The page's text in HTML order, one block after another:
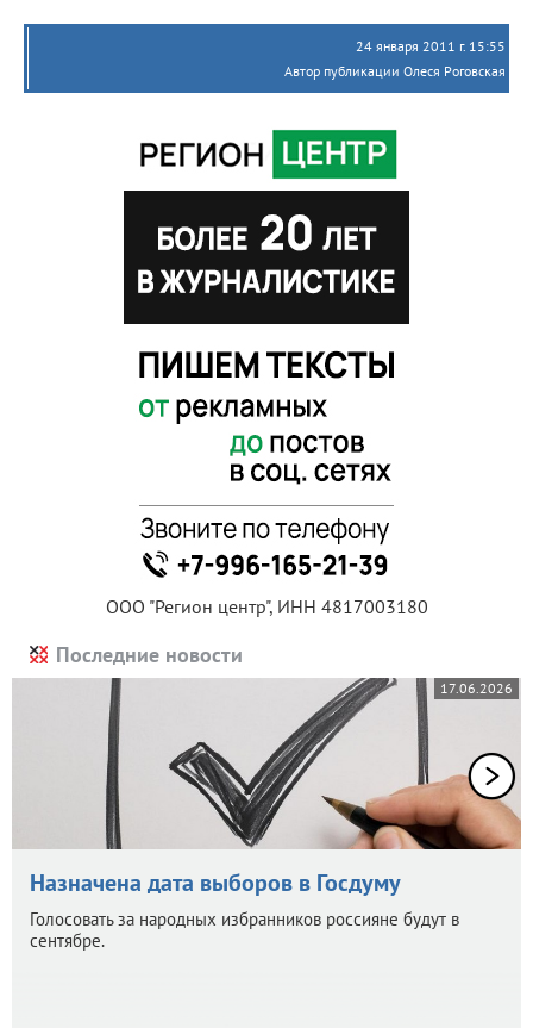
24 января 2011 г. 15:55
Автор публикации Олеся Роговская
ООО "Регион центр", ИНН 4817003180
Последние новости
17.06.2026
Назначена дата выборов в Госдуму
Голосовать за народных избранников россияне будут в
сентябре.